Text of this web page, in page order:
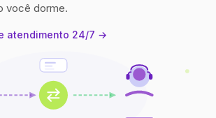
você dorme.
atendimento 24/7 →